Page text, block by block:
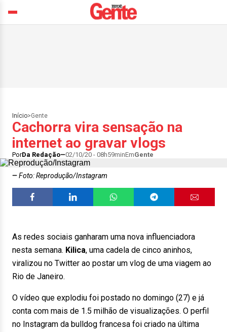
Início>Gente
Cachorra vira sensação na
internet ao gravar vlogs
PorDa Redação 02/10/20 - 08h59minEmGente
Foto: Reprodução/Instagram
As redes sociais ganharam uma nova influenciadora
nesta semana. Kilica, uma cadela de cinco aninhos,
viralizou no Twitter ao postar um vlog de uma viagem ao
Rio de Janeiro.
O vídeo que explodiu foi postado no domingo (27) e já
conta com mais de 1.5 milhão de visualizações. O perfil
no Instagram da bulldog francesa foi criado na última